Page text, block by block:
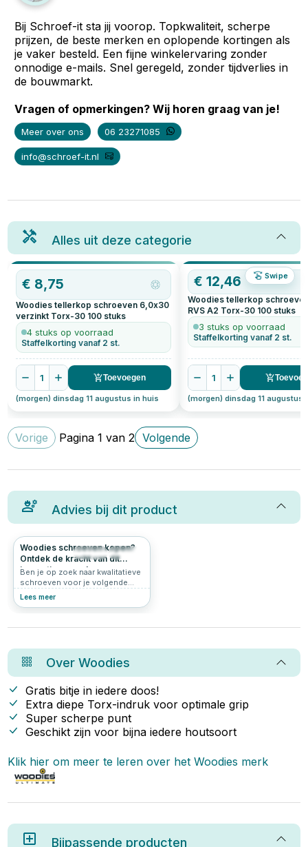
Bij Schroef-it sta jij voorop. Topkwaliteit, scherpe
prijzen, de beste merken en oplopende kortingen als
je vaker besteld. Een fijne winkelervaring zonder
onnodige e-mails. Snel geregeld, zonder tijdverlies in
de bouwmarkt.
Vragen of opmerkingen? Wij horen graag van je!
Meer over ons 06 23271085
info@schroef-it.nl
Alles uit deze categorie
Swipe
€ 8,75
Woodies tellerkop schroeven 6,0x30
verzinkt Torx-30 100 stuks
4 stuks op voorraad
Staffelkorting vanaf 2 st.
1 Toevoegen
(morgen) dinsdag 11 augustus in huis
€12,46
Woodies tellerkop
RVS A2 Torx-30 100 stuks
3 stuks op voorraad
Staffelkorting vanaf 2 st.
1
(morgen) dinsdag 11 augustus
Vorige Pagina1 van2 Volgende
Advies bij dit product
206 4.9
Woodies schroeven kopen?
Ontdek de kracht van dit
innovatieve merk
Ben je op zoek naar kwalitatieve
schroeven voor je volgende
klus? Grote kans dat je dan
keuze is.
Lees meer
OverWoodies
Gratis bitje in iedere doos!
Extra diepe Torx-indruk voor optimale grip
Super scherpe punt
Geschikt zijn voor bijna iedere houtsoort
Klik hier om meer te leren over hetWoodies merk
Bijpassende producten